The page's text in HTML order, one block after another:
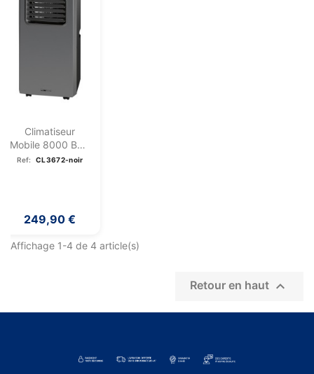
Climatiseur
Mobile 8000 BTU
Clatronic CL 3672
Ref: CL3672-noir
249,90 €
Affichage 1-4 de 4 article(s)
Retour en haut 